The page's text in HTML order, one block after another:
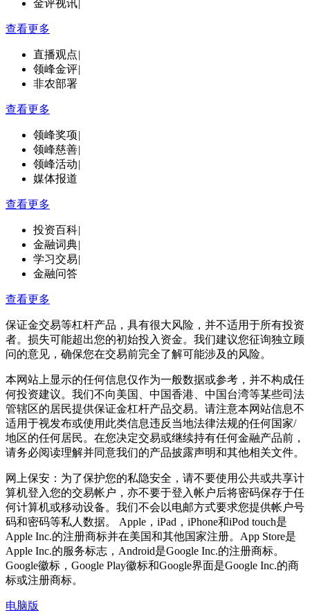
金评视讯|
查看更多
直播观点|
领峰金评|
非农部署
查看更多
领峰奖项|
领峰慈善|
领峰活动|
媒体报道
查看更多
投资百科|
金融词典|
学习交易|
金融问答
查看更多
保证金交易等杠杆产品，具有很大风险，并不适用于所有投资
者。损失可能超出您的初始投入资金。我们建议您征询独立顾
问的意见，确保您在交易前完全了解可能涉及的风险。
本网站上显示的任何信息仅作为一般数据或参考，并不构成任
何投资建议。我们不向美国、中国香港、中国台湾等某些司法
管辖区的居民提供保证金杠杆产品交易。请注意本网站信息不
适用于视发布或使用此类信息违反当地法律法规的任何国家/
地区的任何居民。在您决定交易或继续持有任何金融产品前，
请务必阅读理解并同意我们的产品披露声明和其他相关文件。
网上保安：为了保护您的私隐安全，请不要使用公共或共享计
算机登入您的交易帐户，亦不要于登入帐户后将密码保存于任
何计算机或移动设备。我们不会以电邮方式要求您提供帐户号
码和密码等私人数据。 Apple，iPad，iPhone和iPod touch是
Apple Inc.的注册商标并在美国和其他国家注册。App Store是
Apple Inc.的服务标志，Android是Google Inc.的注册商标。
Google徽标，Google Play徽标和Google界面是Google Inc.的商
标或注册商标。
电脑版